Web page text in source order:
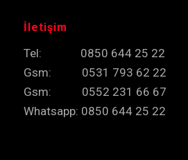
İletişim
Tel: 0850 644 25 22
Gsm: 0531 793 62 22
Gsm: 0552 231 66 67
Whatsapp: 0850 644 25 22